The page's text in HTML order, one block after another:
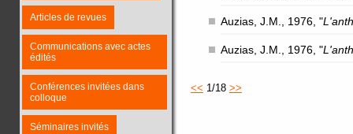
Articles de revues
Communications avec actes
édités
Conférences invitées dans
colloque
Séminaires invités
Auzias, J.M., 1976, "
Auzias, J.M., 1976, "
<< 1/18 >>